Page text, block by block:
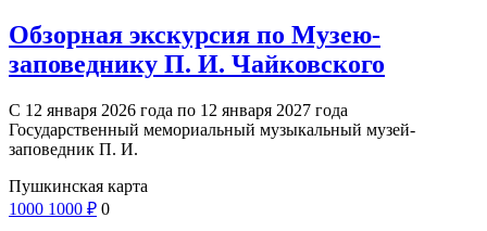
Обзорная экскурсия по Музею-
заповеднику П. И. Чайковского
С 12 января 2026 года по 12 января 2027 года
Государственный мемориальный музыкальный музей-
заповедник П. И.
Пушкинская карта
1000 1000 ₽ 0